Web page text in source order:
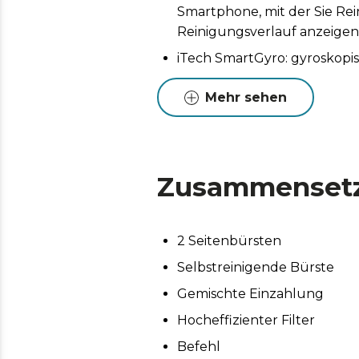
Smartphone, mit der Sie
Reinigungsverlauf
iTech SmartGyro:
2600-mAh-Batterie: bis zu
zurückbringt, wenn der
Brush Pro:
Entfernung aller Arten von
Mehr sehen
2 Seitenbürsten
Selbstreinigende Bürste
Gemischte Einzahlung
Hocheffizienter Filter
Befehl